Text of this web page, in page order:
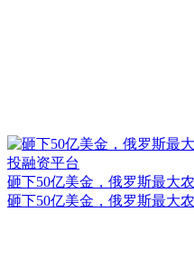
砸下50亿美金，俄罗斯最大
砸下50亿美金，俄罗斯最大